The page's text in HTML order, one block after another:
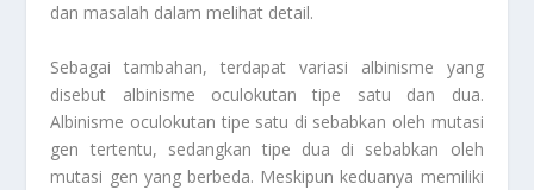
dan masalah dalam melihat detail.
Sebagai tambahan, terdapat variasi albinisme yang
disebut albinisme oculokutan tipe satu dan dua.
Albinisme oculokutan tipe satu di sebabkan oleh mutasi
gen tertentu, sedangkan tipe dua di sebabkan oleh
mutasi gen yang berbeda. Meskipun keduanya memiliki